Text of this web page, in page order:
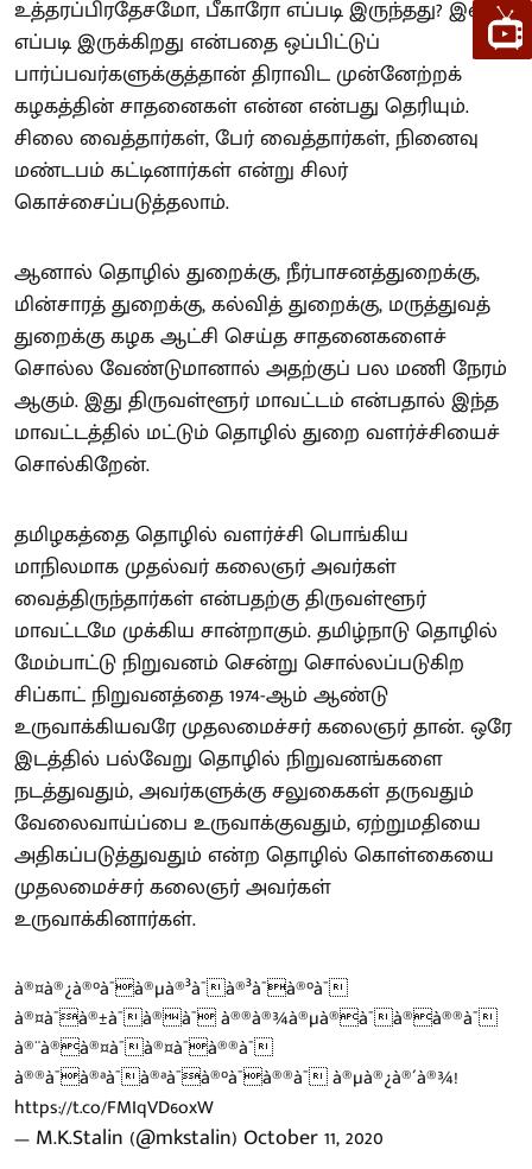
உத்தரப்பிரதேசமோ, பீகாரோ எப்படி இருந்தது? இன்று
எப்படி இருக்கிறது என்பதை ஒப்பிட்டுப்
பார்ப்பவர்களுக்குத்தான் திராவிட முன்னேற்றக்
கழகத்தின் சாதனைகள் என்ன என்பது தெரியும்.
சிலை வைத்தார்கள், பேர் வைத்தார்கள், நினைவு
மண்டபம் கட்டினார்கள் என்று சிலர்
கொச்சைப்படுத்தலாம்.
ஆனால் தொழில் துறைக்கு, நீர்பாசனத்துறைக்கு,
மின்சாரத் துறைக்கு, கல்வித் துறைக்கு, மருத்துவத்
துறைக்கு கழக ஆட்சி செய்த சாதனைகளைச்
சொல்ல வேண்டுமானால் அதற்குப் பல மணி நேரம்
ஆகும். இது திருவள்ளூர் மாவட்டம் என்பதால் இந்த
மாவட்டத்தில் மட்டும் தொழில் துறை வளர்ச்சியைச்
சொல்கிறேன்.
தமிழகத்தை தொழில் வளர்ச்சி பொங்கிய
மாநிலமாக முதல்வர் கலைஞர் அவர்கள்
வைத்திருந்தார்கள் என்பதற்கு திருவள்ளூர்
மாவட்டமே முக்கிய சான்றாகும். தமிழ்நாடு தொழில்
மேம்பாட்டு நிறுவனம் சென்று சொல்லப்படுகிற
சிப்காட் நிறுவனத்தை 1974-ஆம் ஆண்டு
உருவாக்கியவரே முதலமைச்சர் கலைஞர் தான். ஒரே
இடத்தில் பல்வேறு தொழில் நிறுவனங்களை
நடத்துவதும், அவர்களுக்கு சலுகைகள் தருவதும்
வேலைவாய்ப்பை உருவாக்குவதும், ஏற்றுமதியை
அதிகப்படுத்துவதும் என்ற தொழில் கொள்கையை
முதலமைச்சர் கலைஞர் அவர்கள்
உருவாக்கினார்கள்.
à®¤à®¿à®°à¯à®µà®³à¯à®³à¯à®°à¯
à®¤à¯à®±à¯à®à¯ à®®à®¾à®µà®à¯à®à®®à¯
à®¨à®à®¤à¯à®¤à¯à®®à¯
à®®à¯à®ªà¯à®ªà¯à®°à¯à®®à¯ à®µà®¿à®´à®¾!
https://t.co/FMIqVD6oxW
— M.K.Stalin (@mkstalin) October 11, 2020